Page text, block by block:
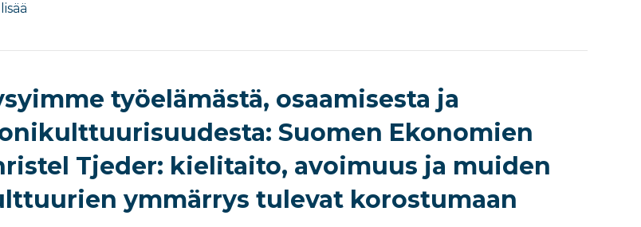
työelämästä, osaamisesta ja
Suomen Ekonomien
Tjeder: kielitaito, avoimuus ja muiden
ymmärrys tulevat korostumaan